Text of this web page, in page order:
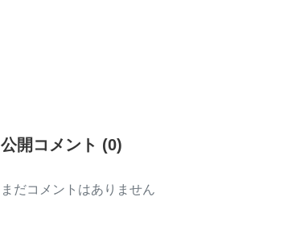
公開コメント (0)
まだコメントはありません